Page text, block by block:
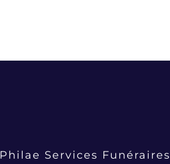
Philae Services Funéraires